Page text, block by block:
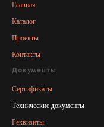
Главная
Каталог
Проекты
Контакты
Документы
Сертификаты
Технические документы
Реквизиты